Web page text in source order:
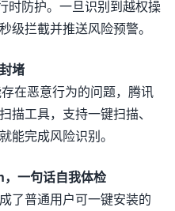
时防护。一旦识别到越权操
级拦截并推送风险预警。
堵
在恶意行为的问题，腾讯
描工具，支持一键扫描、
能完成风险识别。
一句话自我体检
了普通用户可一键安装的